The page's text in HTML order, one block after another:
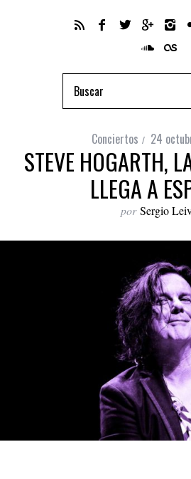
Conciertos 24
STEVE HOGARTH,
LLEGA A
por Sergio